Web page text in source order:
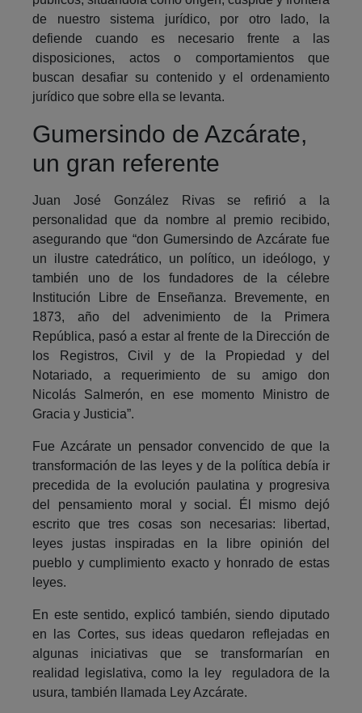
de nuestro sistema jurídico, por otro lado, la
defiende cuando es necesario frente a las
disposiciones, actos o comportamientos que
buscan desafiar su contenido y el ordenamiento
jurídico que sobre ella se levanta.
Gumersindo de Azcárate,
un gran referente
Juan José González Rivas se refirió a la
personalidad que da nombre al premio recibido,
asegurando que “don Gumersindo de Azcárate fue
un ilustre catedrático, un político, un ideólogo, y
también uno de los fundadores de la célebre
Institución Libre de Enseñanza. Brevemente, en
1873, año del advenimiento de la Primera
República, pasó a estar al frente de la Dirección de
los Registros, Civil y de la Propiedad y del
Notariado, a requerimiento de su amigo don
Nicolás Salmerón, en ese momento Ministro de
Gracia y Justicia”.
Fue Azcárate un pensador convencido de que la
transformación de las leyes y de la política debía ir
precedida de la evolución paulatina y progresiva
del pensamiento moral y social. Él mismo dejó
escrito que tres cosas son necesarias: libertad,
leyes justas inspiradas en la libre opinión del
pueblo y cumplimiento exacto y honrado de estas
leyes.
En este sentido, explicó también, siendo diputado
en las Cortes, sus ideas quedaron reflejadas en
algunas iniciativas que se transformarían en
realidad legislativa, como la ley reguladora de la
usura, también llamada Ley Azcárate.